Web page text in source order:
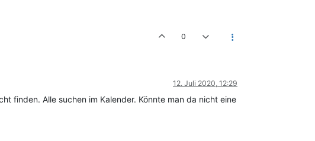
0
12. Juli 2020, 12:29
finden. Alle suchen im Kalender. Könnte man da nicht eine